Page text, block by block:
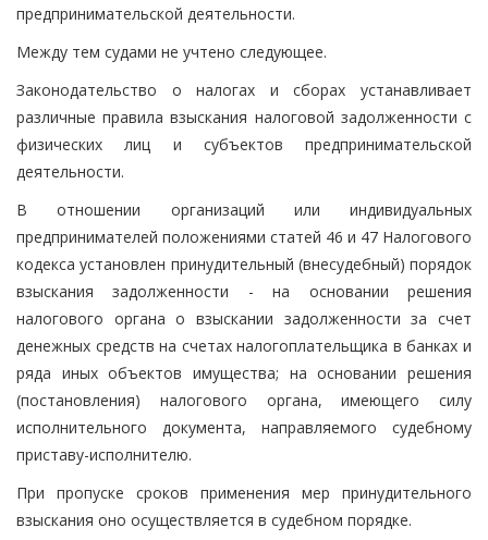
предпринимательской деятельности.
Между тем судами не учтено следующее.
Законодательство о налогах и сборах устанавливает
различные правила взыскания налоговой задолженности с
физических лиц и субъектов предпринимательской
деятельности.
В отношении организаций или индивидуальных
предпринимателей положениями статей 46 и 47 Налогового
кодекса установлен принудительный (внесудебный) порядок
взыскания задолженности - на основании решения
налогового органа о взыскании задолженности за счет
денежных средств на счетах налогоплательщика в банках и
ряда иных объектов имущества; на основании решения
(постановления) налогового органа, имеющего силу
исполнительного документа, направляемого судебному
приставу-исполнителю.
При пропуске сроков применения мер принудительного
взыскания оно осуществляется в судебном порядке.